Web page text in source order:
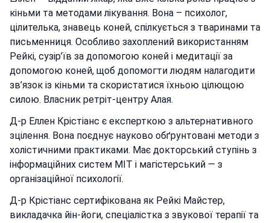
кіньми та методами лікування. Вона – психолог,
цілителька, знавець коней, спілкується з тваринами та
письменниця. Особливо захоплений використанням
Рейкі, сузір’їв за допомогою коней і медитації за
допомогою коней, щоб допомогти людям налагодити
зв’язок із кіньми та скористатися їхньою цілющою
силою. Власник ретріт-центру Алая.
Д-р Еллен Крістіанс є експерткою з альтернативного
зцілення. Вона поєднує науково обґрунтовані методи з
холістичними практиками. Має докторський ступінь з
інформаційних систем MIT і магістерський — з
організаційної психології.
Д-р Крістіанс сертифікована як Рейкі Майстер,
викладачка йін-йоги, спеціалістка з звукової терапії та